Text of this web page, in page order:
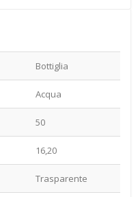
Bottiglia
Acqua
50
16,20
Trasparente